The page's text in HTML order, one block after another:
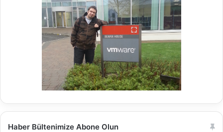
Haber Bültenimize Abone Olun